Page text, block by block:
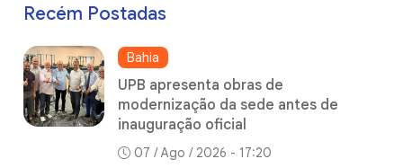
Recém Postadas
Bahia
UPB apresenta obras de
modernização da sede antes de
inauguração oficial
07 / Ago / 2026 - 17:20